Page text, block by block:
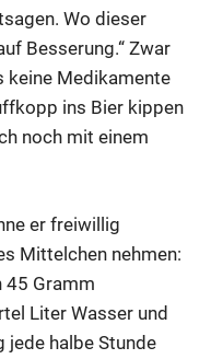
Wo dieser
Besserung.“ Zwar
keine Medikamente
ins Bier kippen
noch mit einem
er freiwillig
Mittelchen nehmen:
45 Gramm
Liter Wasser und
jede halbe Stunde